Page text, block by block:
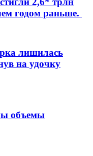
годом раньше.
лишилась
на удочку
объемы